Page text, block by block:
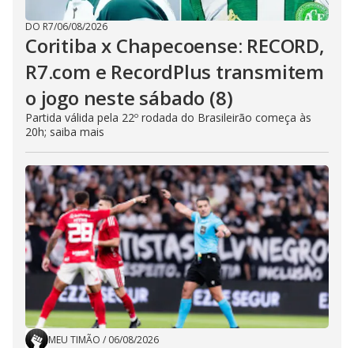
DO R7/06/08/2026
Coritiba x Chapecoense: RECORD,
R7.com e RecordPlus transmitem
o jogo neste sábado (8)
Partida válida pela 22º rodada do Brasileirão começa às
20h; saiba mais
MEU TIMÃO / 06/08/2026